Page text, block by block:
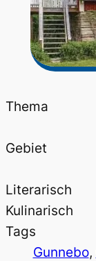
Thema
Gebiet
Literarisch
Kulinarisch
Tags
Gunnebo,